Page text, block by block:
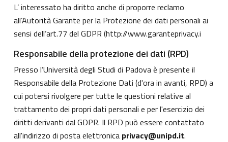
L’ interessato ha diritto anche di proporre reclamo
all’Autorità Garante per la Protezione dei dati personali ai
sensi dell’art.77 del GDPR (http://www.garanteprivacy.i
Responsabile della protezione dei dati (RPD)
Presso l’Università degli Studi di Padova è presente il
Responsabile della Protezione Dati (d'ora in avanti, RPD) a
cui potersi rivolgere per tutte le questioni relative al
trattamento dei propri dati personali e per l'esercizio dei
diritti derivanti dal GDPR. Il RPD può essere contattato
all'indirizzo di posta elettronica privacy@unipd.it.